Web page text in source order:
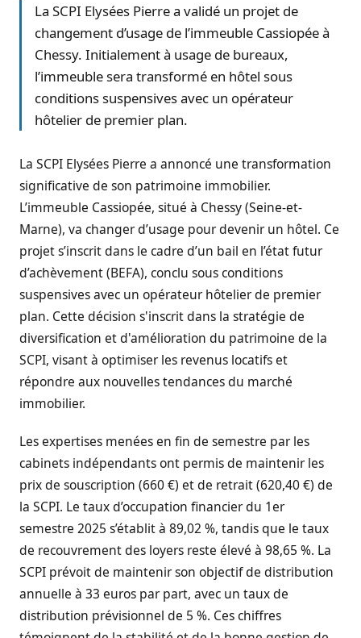
La SCPI Elysées Pierre a validé un projet de
changement d’usage de l’immeuble Cassiopée à
Chessy. Initialement à usage de bureaux,
l’immeuble sera transformé en hôtel sous
conditions suspensives avec un opérateur
hôtelier de premier plan.
La SCPI Elysées Pierre a annoncé une transformation
significative de son patrimoine immobilier.
L’immeuble Cassiopée, situé à Chessy (Seine-et-
Marne), va changer d’usage pour devenir un hôtel. Ce
projet s’inscrit dans le cadre d’un bail en l’état futur
d’achèvement (BEFA), conclu sous conditions
suspensives avec un opérateur hôtelier de premier
plan. Cette décision s'inscrit dans la stratégie de
diversification et d'amélioration du patrimoine de la
SCPI, visant à optimiser les revenus locatifs et
répondre aux nouvelles tendances du marché
immobilier.
Les expertises menées en fin de semestre par les
cabinets indépendants ont permis de maintenir les
prix de souscription (660 €) et de retrait (620,40 €) de
la SCPI. Le taux d’occupation financier du 1er
semestre 2025 s’établit à 89,02 %, tandis que le taux
de recouvrement des loyers reste élevé à 98,65 %. La
SCPI prévoit de maintenir son objectif de distribution
annuelle à 33 euros par part, avec un taux de
distribution prévisionnel de 5 %. Ces chiffres